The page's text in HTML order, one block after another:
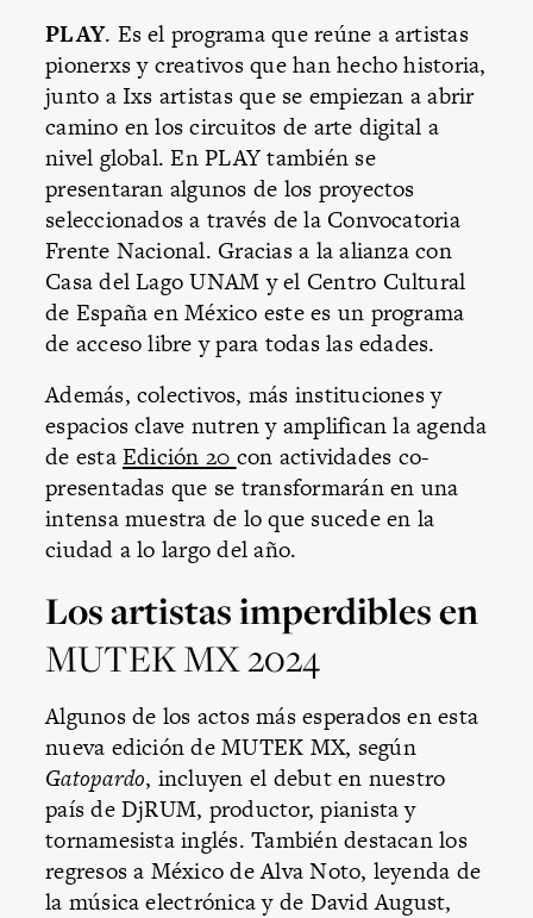
PLAY. Es el programa que reúne a artistas
pionerxs y creativos que han hecho historia,
junto a Ixs artistas que se empiezan a abrir
camino en los circuitos de arte digital a
nivel global. En PLAY también se
presentaran algunos de los proyectos
seleccionados a través de la Convocatoria
Frente Nacional. Gracias a la alianza con
Casa del Lago UNAM y el Centro Cultural
de España en México este es un programa
de acceso libre y para todas las edades.
Además, colectivos, más instituciones y
espacios clave nutren y amplifican la agenda
de estaEdición 20 con actividades co-
presentadas que se transformarán en una
intensa muestra de lo que sucede en la
ciudad a lo largo del año.
Los artistas imperdibles en
MUTEK MX 2024
Algunos de los actos más esperados en esta
nueva edición de MUTEK MX, según
Gatopardo, incluyen el debut en nuestro
país de DjRUM, productor, pianista y
tornamesista inglés. También destacan los
regresos a México de Alva Noto, leyenda de
la música electrónica y de David August,